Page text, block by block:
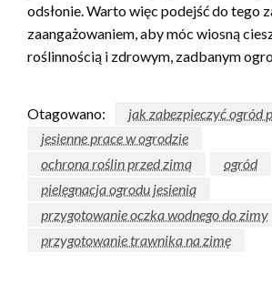
odsłonie. Warto więc podejść do tego
zaangażowaniem, aby móc wiosną
roślinnością i zdrowym, zadbanym
Otagowano:
jak zabezpieczyć ogród
jesienne prace w ogrodzie
ochrona roślin przed zimą
ogród
pielęgnacja ogrodu jesienią
przygotowanie oczka wodnego do zimy
przygotowanie trawnika na zimę